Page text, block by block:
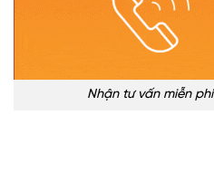
Nhận tư vấn miễn phí